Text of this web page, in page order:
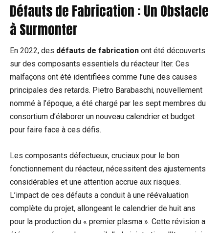
Défauts de Fabrication : Un Obstacle
à Surmonter
En 2022, des défauts de fabrication ont été découverts
sur des composants essentiels du réacteur Iter. Ces
malfaçons ont été identifiées comme l’une des causes
principales des retards. Pietro Barabaschi, nouvellement
nommé à l’époque, a été chargé par les sept membres du
consortium d’élaborer un nouveau calendrier et budget
pour faire face à ces défis.
Les composants défectueux, cruciaux pour le bon
fonctionnement du réacteur, nécessitent des ajustements
considérables et une attention accrue aux risques.
L’impact de ces défauts a conduit à une réévaluation
complète du projet, allongeant le calendrier de huit ans
pour la production du « premier plasma ». Cette révision a